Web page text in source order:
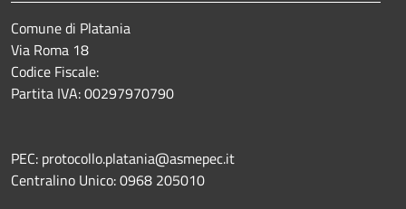
Comune di Platania
Via Roma 18
Codice Fiscale:
Partita IVA: 00297970790
PEC: protocollo.platania@asmepec.it
Centralino Unico: 0968 205010